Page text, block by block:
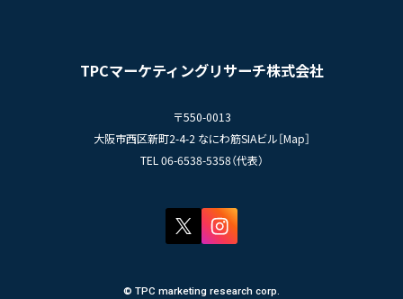
TPCマーケティングリサーチ株式会社
〒550-0013
大阪市西区新町2-4-2 なにわ筋SIAビル［Map］
TEL 06-6538-5358（代表）
© TPC marketing research corp.
プライバシーポリシー